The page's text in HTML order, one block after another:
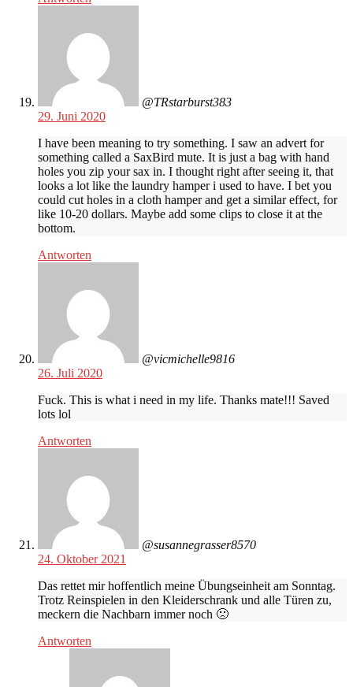
@TRstarburst383
29. Juni 2020
I have been meaning to try something. I saw an advert for
something called a SaxBird mute. It is just a bag with hand
holes you zip your sax in. I thought right after seeing it, that
looks a lot like the laundry hamper i used to have. I bet you
could cut holes in a cloth hamper and get a similar effect, for
like 10-20 dollars. Maybe add some clips to close it at the
bottom.
Antworten
@vicmichelle9816
26. Juli 2020
Fuck. This is what i need in my life. Thanks mate!!! Saved
lots lol
Antworten
@susannegrasser8570
24. Oktober 2021
Das rettet mir hoffentlich meine Übungseinheit am Sonntag.
Trotz Reinspielen in den Kleiderschrank und alle Türen zu,
meckern die Nachbarn immer noch 🙁
Antworten